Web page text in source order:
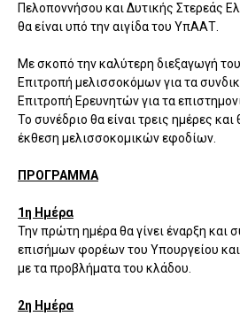
Πελοποννήσου και Δυτικής Στερεάς
θα είναι υπό την αιγίδα του ΥπΑΑΤ.
Με σκοπό την καλύτερη διεξαγωγή
Επιτροπή μελισσοκόμων για τα
Επιτροπή Ερευνητών για τα
Το συνέδριο θα είναι τρεις ημέρες
έκθεση μελισσοκομικών εφοδίων.
ΠΡΟΓΡΑΜΜΑ
1η Ημέρα
Την πρώτη ημέρα θα γίνει έναρξη και
επισήμων φορέων του Υπουργείου και
με τα προβλήματα του κλάδου.
2η Ημέρα